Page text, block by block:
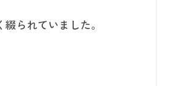
られていました。